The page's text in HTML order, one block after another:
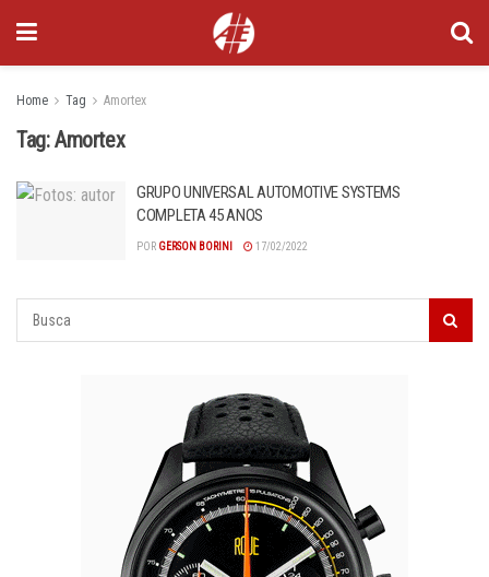
Home Tag Amortex
Tag:Amortex
GRUPO UNIVERSAL AUTOMOTIVE SYSTEMS
COMPLETA 45 ANOS
POR GERSON BORINI 17/02/2022